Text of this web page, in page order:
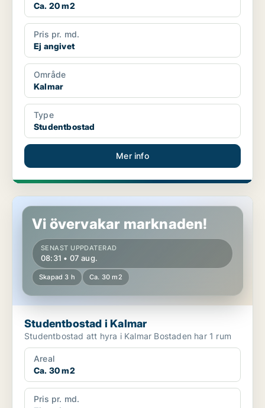
Ca. 20 m2
Pris pr. md.
Ej angivet
Område
Kalmar
Type
Studentbostad
Mer info
Studentbostad i Kalmar
Vi övervakar marknaden!
SENAST UPPDATERAD
08:31 • 07 aug.
Skapad 3 h Ca. 30 m2
Studentbostad i Kalmar
Studentbostad att hyra i Kalmar Bostaden har 1 rum
Areal
Ca. 30 m2
Pris pr. md.